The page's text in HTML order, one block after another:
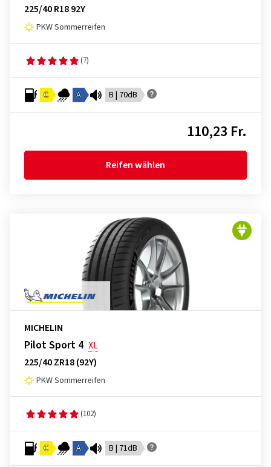
225/40 R18 92Y
PKW Sommerreifen
(7)
C A B | 70dB
110,23 Fr.
Reifen wählen
MICHELIN
Pilot Sport 4 XL
225/40 ZR18 (92Y)
PKW Sommerreifen
(102)
C A B | 71dB